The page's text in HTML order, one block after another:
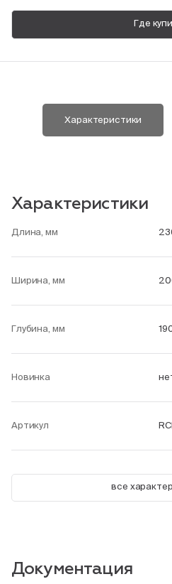
Где
Характеристики
Характеристики
Длина, мм
Ширина, мм
Глубина, мм
Новинка
Артикул
все
Документация